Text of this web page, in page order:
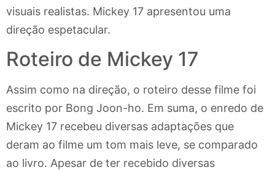
visuais realistas. Mickey 17 apresentou uma
direção espetacular.
Roteiro de Mickey 17
Assim como na direção, o roteiro desse filme foi
escrito por Bong Joon-ho. Em suma, o enredo de
Mickey 17 recebeu diversas adaptações que
deram ao filme um tom mais leve, se comparado
ao livro. Apesar de ter recebido diversas